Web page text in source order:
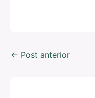
← Post anterior